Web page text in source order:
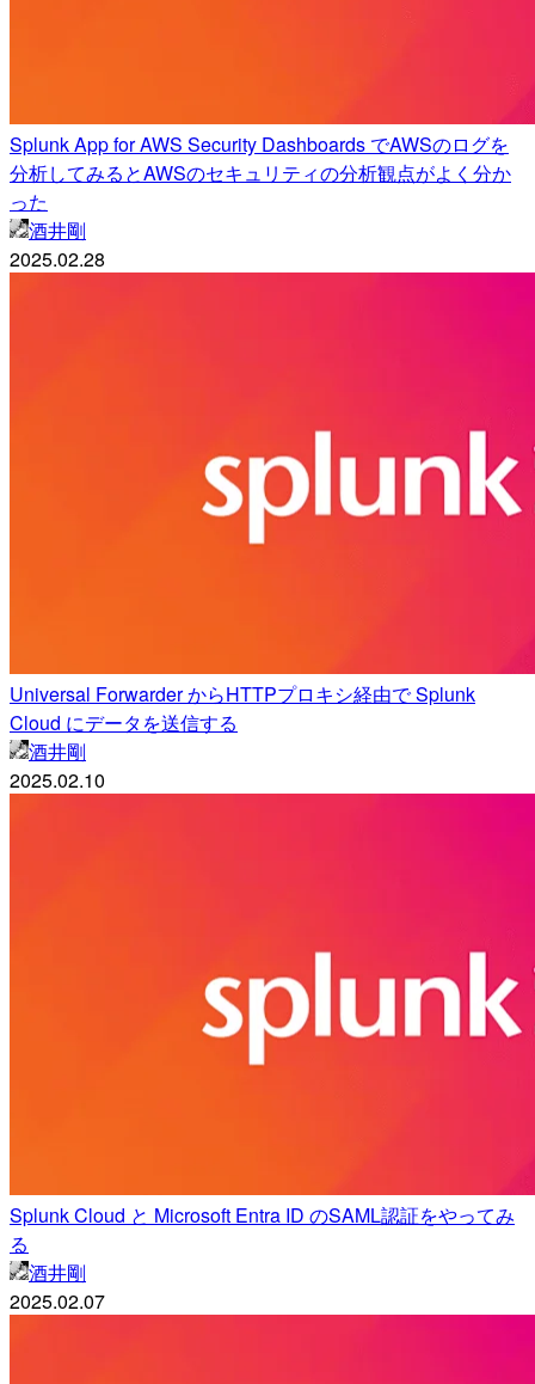
Splunk App for AWS Security Dashboards でAWSのログを
分析してみるとAWSのセキュリティの分析観点がよく分か
った
酒井剛
2025.02.28
Universal Forwarder からHTTPプロキシ経由で Splunk
Cloud にデータを送信する
酒井剛
2025.02.10
Splunk Cloud と Microsoft Entra ID のSAML認証をやってみ
る
酒井剛
2025.02.07